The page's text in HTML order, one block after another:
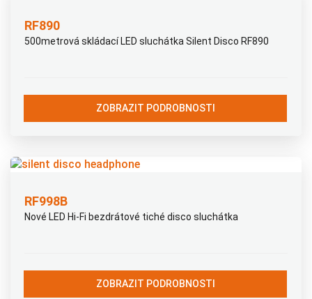
RF890
500metrová skládací LED sluchátka Silent Disco RF890
ZOBRAZIT PODROBNOSTI
RF998B
Nové LED Hi-Fi bezdrátové tiché disco sluchátka
ZOBRAZIT PODROBNOSTI